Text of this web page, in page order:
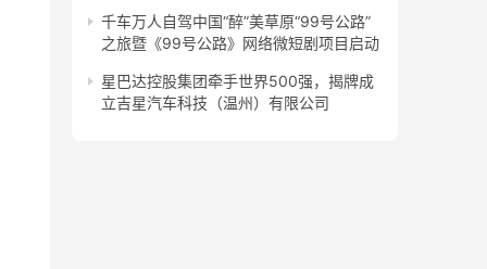
千车万人自驾中国“醉”美草原“99号公路”
之旅暨《99号公路》网络微短剧项目启动
星巴达控股集团牵手世界500强，揭牌成
立吉星汽车科技（温州）有限公司